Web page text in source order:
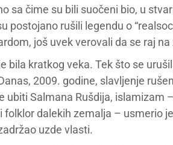
sa čime su bili suočeni bio, u
postojano rušili legendu o
još uvek verovali da se raj
bila kratkog veka. Tek što se
2009. godine, slavljenje
ubiti Salmana Rušdija,
folklor dalekih zemalja – usmerio
uzde vlasti.